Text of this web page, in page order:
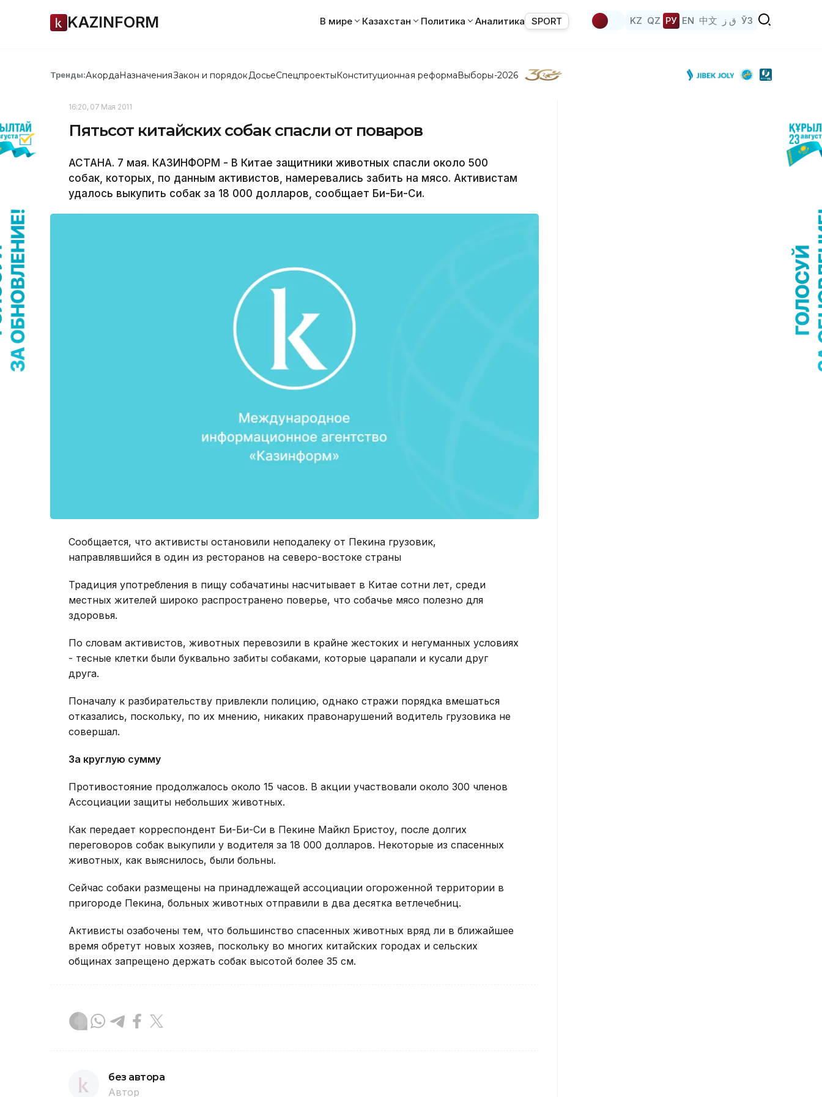
KAZINFORM В мире Казахстан Политика Аналитика SPORT KZ QZ РУ EN 中文 ق ز ЎЗ
Тренды:АкордаНазначенияЗакон и порядок ДосьеСпецпроектыКонституционная реформаВыборы-2026
16:20, 07 Мая 2011
Пятьсот китайских собак спасли от поваров
АСТАНА. 7 мая. КАЗИНФОРМ - В Китае защитники животных спасли около 500
собак, которых, по данным активистов, намеревались забить на мясо. Активистам
удалось выкупить собак за 18 000 долларов, сообщает Би-Би-Си.
Сообщается, что активисты остановили неподалеку от Пекина грузовик,
направлявшийся в один из ресторанов на северо-востоке страны
Традиция употребления в пищу собачатины насчитывает в Китае сотни лет, среди
местных жителей широко распространено поверье, что собачье мясо полезно для
здоровья.
По словам активистов, животных перевозили в крайне жестоких и негуманных условиях
- тесные клетки были буквально забиты собаками, которые царапали и кусали друг
друга.
Поначалу к разбирательству привлекли полицию, однако стражи порядка вмешаться
отказались, поскольку, по их мнению, никаких правонарушений водитель грузовика не
совершал.
За круглую сумму
Противостояние продолжалось около 15 часов. В акции участвовали около 300 членов
Ассоциации защиты небольших животных.
Как передает корреспондент Би-Би-Си в Пекине Майкл Бристоу, после долгих
переговоров собак выкупили у водителя за 18 000 долларов. Некоторые из спасенных
животных, как выяснилось, были больны.
Сейчас собаки размещены на принадлежащей ассоциации огороженной территории в
пригороде Пекина, больных животных отправили в два десятка ветлечебниц.
Активисты озабочены тем, что большинство спасенных животных вряд ли в ближайшее
время обретут новых хозяев, поскольку во многих китайских городах и сельских
общинах запрещено держать собак высотой более 35 см.
без автора
Автор